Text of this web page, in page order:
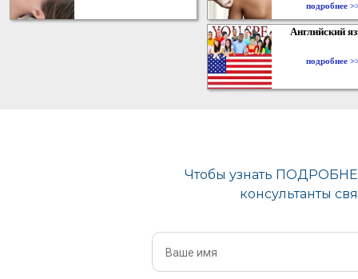
подробнее
Английский
подробнее